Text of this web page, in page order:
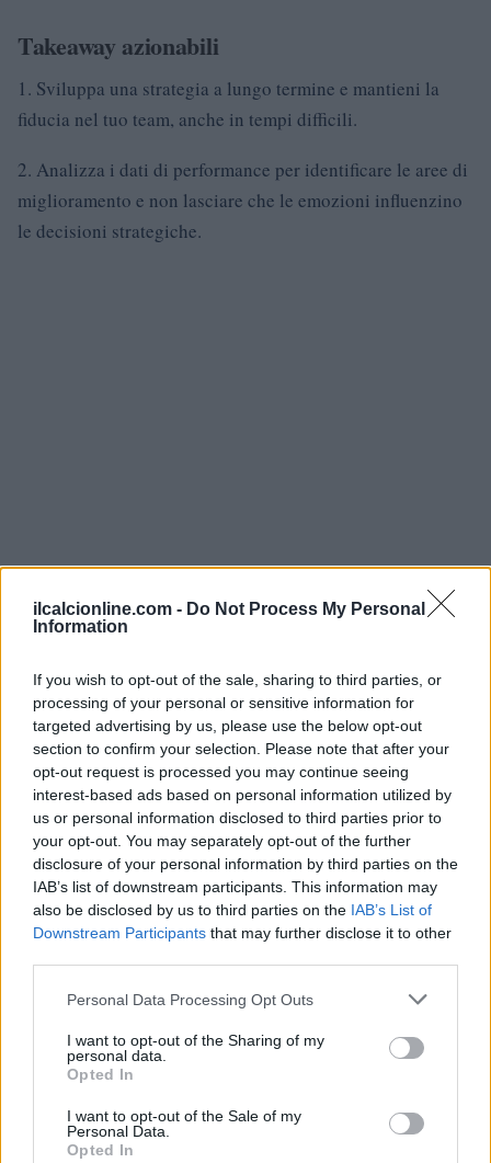
ilcalcionline.com - Do Not Process My Personal
Information
If you wish to opt-out of the sale, sharing to third parties, or
processing of your personal or sensitive information for
targeted advertising by us, please use the below opt-out
section to confirm your selection. Please note that after your
opt-out request is processed you may continue seeing
interest-based ads based on personal information utilized by
us or personal information disclosed to third parties prior to
your opt-out. You may separately opt-out of the further
disclosure of your personal information by third parties on the
IAB’s list of downstream participants. This information may
also be disclosed by us to third parties on the IAB’s List of
Downstream Participants that may further disclose it to other
Please note that this website/app uses one or more Google
not limited to your visit or usage behaviour. You may click to
grant or deny consent to Google and its third-party tags to
use your data for below specified purposes in below Google
consent section.
Personal Data Processing Opt Outs
I want to opt-out of the Sharing of my
personal data.
Opted In
I want to opt-out of the Sale of my
Personal Data.
Opted In
Takeaway azionabili
1. Sviluppa una strategia a lungo termine e mantieni la
fiducia nel tuo team, anche in tempi difficili.
2. Analizza i dati di performance per identificare le aree di
miglioramento e non lasciare che le emozioni influenzino
le decisioni strategiche.
ascolta le critiche costruttive come opportunità di crescita.
4. Monitora costantemente i KPI per capire se il tuo
approccio sta funzionando e apporta modifiche quando
necessario.
AUTORE
AiAdhubMedia